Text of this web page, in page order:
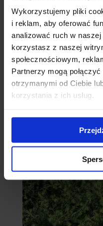
Wykorzystujemy pliki
i reklam, aby oferować
analizować ruch w
korzystasz z naszej
społecznościowym,
Partnerzy mogą
otrzymanymi od Ciebie
korzystania z ich usług.